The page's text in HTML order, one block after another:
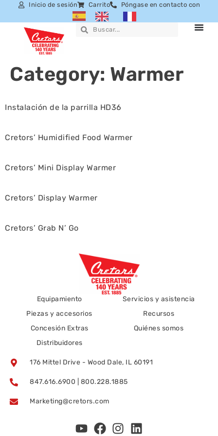
Inicio de sesión Carrito Póngase en contacto con
Category: Warmer
Instalación de la parrilla HD36
Cretors’ Humidified Food Warmer
Cretors’ Mini Display Warmer
Cretors’ Display Warmer
Cretors’ Grab N’ Go
Equipamiento
Piezas y accesorios
Concesión Extras
Distribuidores
Servicios y asistencia
Recursos
Quiénes somos
176 Mittel Drive - Wood Dale, IL 60191
847.616.6900 | 800.228.1885
Marketing@cretors.com